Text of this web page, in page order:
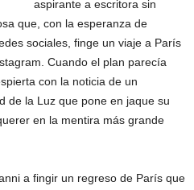
aspirante a escritora sin
que, con la esperanza de
sociales, finge un viaje a París
Cuando el plan parecía
con la noticia de un
de la Luz que pone en jaque su
en la mentira más grande
a fingir un regreso de París que